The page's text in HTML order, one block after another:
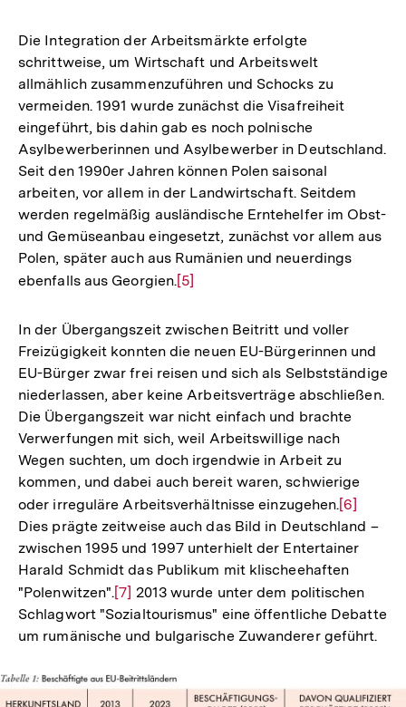
Die Integration der Arbeitsmärkte erfolgte
schrittweise, um Wirtschaft und Arbeitswelt
allmählich zusammenzuführen und Schocks zu
vermeiden. 1991 wurde zunächst die Visafreiheit
eingeführt, bis dahin gab es noch polnische
Asylbewerberinnen und Asylbewerber in Deutschland.
Seit den 1990er Jahren können Polen saisonal
arbeiten, vor allem in der Landwirtschaft. Seitdem
werden regelmäßig ausländische Erntehelfer im Obst-
und Gemüseanbau eingesetzt, zunächst vor allem aus
Polen, später auch aus Rumänien und neuerdings
ebenfalls aus Georgien.Zur
der
Fußnote
[5]
In der Übergangszeit zwischen Beitritt und voller
Freizügigkeit konnten die neuen EU-Bürgerinnen und
EU-Bürger zwar frei reisen und sich als Selbstständige
niederlassen, aber keine Arbeitsverträge abschließen.
Die Übergangszeit war nicht einfach und brachte
Verwerfungen mit sich, weil Arbeitswillige nach
Wegen suchten, um doch irgendwie in Arbeit zu
kommen, und dabei auch bereit waren, schwierige
oder irreguläre Arbeitsverhältnisse einzugehen.Zur
der
Fußnote
[6]
Dies prägte zeitweise auch das Bild in Deutschland –
zwischen 1995 und 1997 unterhielt der Entertainer
Harald Schmidt das Publikum mit klischeehaften
"Polenwitzen".Zur
Auflösung
der
[7] 2013 wurde unter dem politischen
Schlagwort "Sozialtourismus" eine öffentliche Debatte
um rumänische und bulgarische Zuwanderer geführt.